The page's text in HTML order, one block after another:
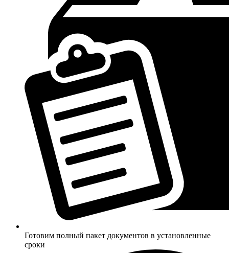
Готовим полный пакет документов в установленные
сроки